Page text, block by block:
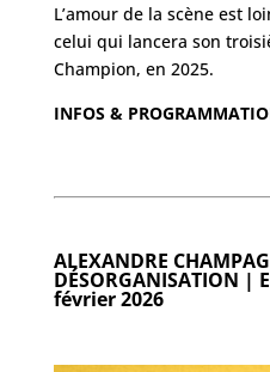
L’amour de la scène est
celui qui lancera son
Champion, en 2025.
INFOS &
ALEXANDRE
DÉSORGANISATION |
février 2026